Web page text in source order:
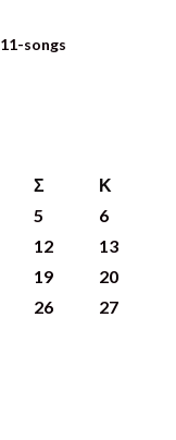
songs
Σ
Κ
5
6
12
13
19
20
26
27